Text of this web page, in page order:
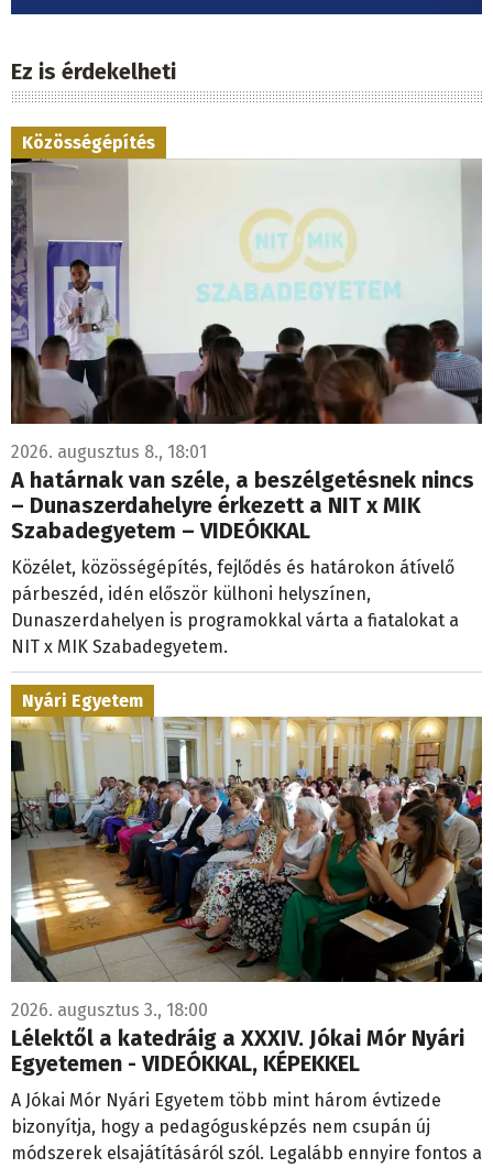
Ez is érdekelheti
Közösségépítés
2026. augusztus 8., 18:01
A határnak van széle, a beszélgetésnek nincs
– Dunaszerdahelyre érkezett a NIT x MIK
Szabadegyetem – VIDEÓKKAL
Közélet, közösségépítés, fejlődés és határokon átívelő
párbeszéd, idén először külhoni helyszínen,
Dunaszerdahelyen is programokkal várta a fiatalokat a
NIT x MIK Szabadegyetem.
Nyári Egyetem
2026. augusztus 3., 18:00
Lélektől a katedráig a XXXIV. Jókai Mór Nyári
Egyetemen - VIDEÓKKAL, KÉPEKKEL
A Jókai Mór Nyári Egyetem több mint három évtizede
bizonyítja, hogy a pedagógusképzés nem csupán új
módszerek elsajátításáról szól. Legalább ennyire fontos a